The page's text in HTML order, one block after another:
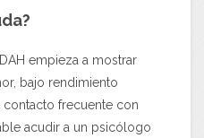
empieza a mostrar
bajo rendimiento
frecuente con
acudir a un psicólogo